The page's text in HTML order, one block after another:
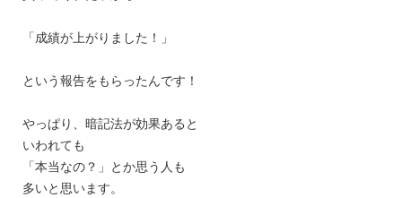
「成績が上がりました！」
という報告をもらったんです！
やっぱり、暗記法が効果あると
いわれても
「本当なの？」とか思う人も
多いと思います。